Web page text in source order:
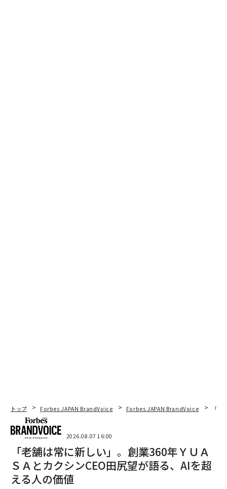
トップ Forbes JAPAN BrandVoice Forbes JAPAN BrandVoice 「
2026.08.07 16:00
「老舗は常に新しい」。創業360年ＹＵＡ
ＳＡとカクシンCEO田尻望が語る、AIを超
える人の価値